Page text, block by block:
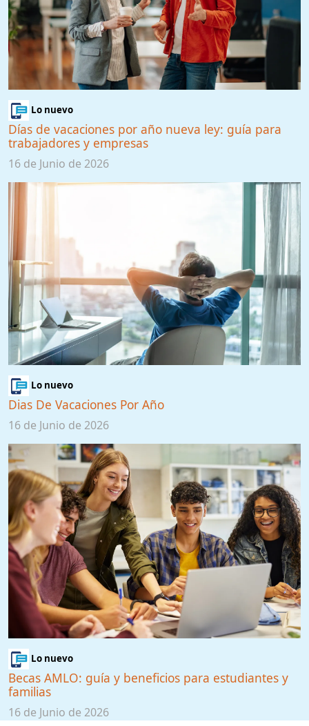
Lo nuevo
Días de vacaciones por año nueva ley: guía para
trabajadores y empresas
16 de Junio de 2026
Lo nuevo
Dias De Vacaciones Por Año
16 de Junio de 2026
Lo nuevo
Becas AMLO: guía y beneficios para estudiantes y
familias
16 de Junio de 2026